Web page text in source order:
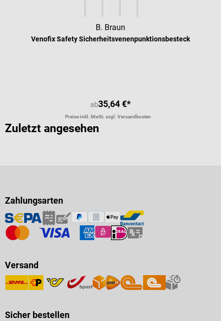
B. Braun
Venofix Safety Sicherheitsvenenpunktionsbesteck
ab35,64 €*
Preise inkl. MwSt. zzgl. Versandkosten
Zuletzt angesehen
Zahlungsarten
Versand
Sicher bestellen